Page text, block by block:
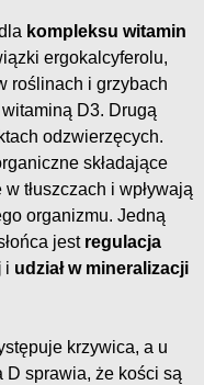
kompleksu witamin
ergokalcyferolu,
roślinach i grzybach
D3. Drugą
odzwierzęcych.
składające
tłuszczach i wpływają
organizmu. Jedną
jest regulacja
i udział w mineralizacji
krzywica, a u
D sprawia, że kości są